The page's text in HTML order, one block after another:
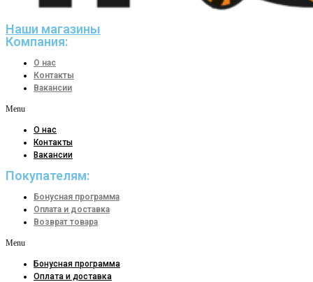
Наши магазины
Компания:
О нас
Контакты
Вакансии
Menu
О нас
Контакты
Вакансии
Покупателям:
Бонусная программа
Оплата и доставка
Возврат товара
Menu
Бонусная программа
Оплата и доставка